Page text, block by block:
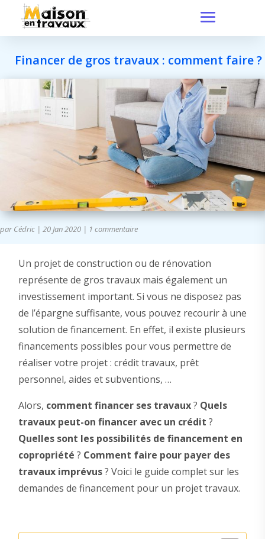
Financer de gros travaux : comment faire ?
parCédric | 20 Jan 2020 | 1 commentaire
Un projet de construction ou de rénovation
représente de gros travaux mais également un
investissement important. Si vous ne disposez pas
de l’épargne suffisante, vous pouvez recourir à une
solution de financement. En effet, il existe plusieurs
financements possibles pour vous permettre de
réaliser votre projet : crédit travaux, prêt
personnel, aides et subventions, …
Alors, comment financer ses travaux? Quels
travaux peut-on financer avec un crédit ?
Quelles sont les possibilités de financement en
copropriété ? Comment faire pour payer des
travaux imprévus? Voici le guide complet sur les
demandes de financement pour un projet travaux.